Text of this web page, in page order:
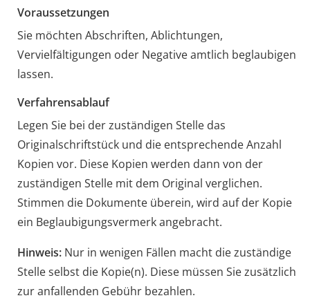
Voraussetzungen
Sie möchten Abschriften, Ablichtungen,
Vervielfältigungen oder Negative amtlich beglaubigen
lassen.
Verfahrensablauf
Legen Sie bei der zuständigen Stelle das
Originalschriftstück und die entsprechende Anzahl
Kopien vor. Diese Kopien werden dann von der
zuständigen Stelle mit dem Original verglichen.
Stimmen die Dokumente überein, wird auf der Kopie
ein Beglaubigungsvermerk angebracht.
Hinweis:Nur in wenigen Fällen macht die zuständige
Stelle selbst die Kopie(n). Diese müssen Siezusätzlich
zur anfallenden Gebühr bezahlen.